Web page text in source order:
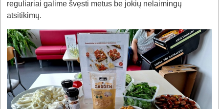
reguliariai galime švęsti metus be jokių nelaimingų
atsitikimų.